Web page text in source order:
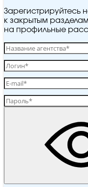
Зарегистрируйтесь
к закрытым
на профильные